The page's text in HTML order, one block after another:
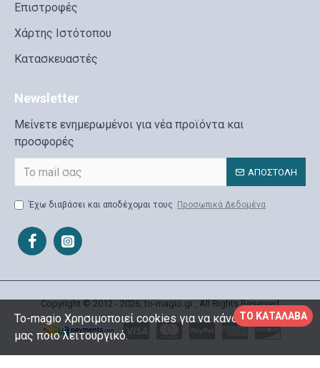
Επιστροφές
Χάρτης Ιστότοπου
Κατασκευαστές
Newsletter
Μείνετε ενημερωμένοι για νέα προϊόντα και
προσφορές
ΑΠΟΣΤΟΛΉ
Έχω διαβάσει και αποδέχομαι τους Προσωπικά Δεδομένα
Copyright © 2012 - 2026, to-magio.gr , All Rights Reserved
ΤΟ ΚΑΤΆΛΑΒΑ
To-magio Χρησιμοποιεί cookies για να κάνουμε το site
μας ποιο λειτουργικό.